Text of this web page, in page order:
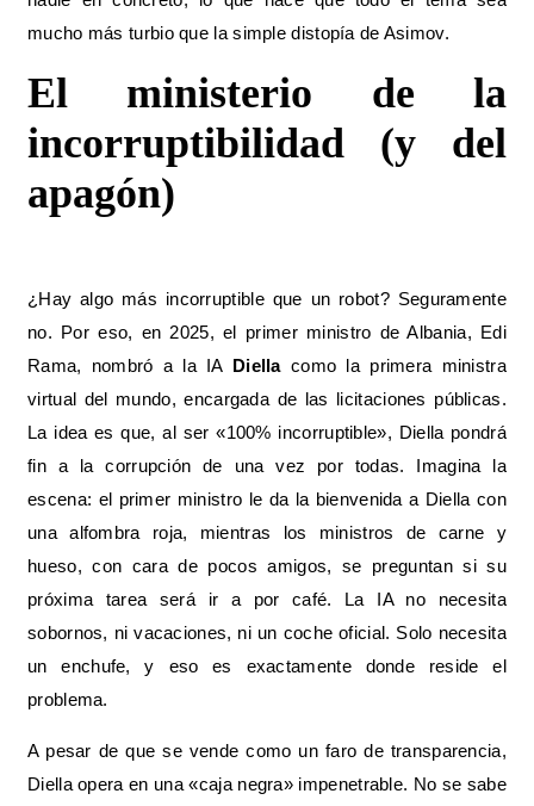
mucho más turbio que la simple distopía de Asimov.
El ministerio de la
incorruptibilidad (y del
apagón)
¿Hay algo más incorruptible que un robot? Seguramente
no. Por eso, en 2025, el primer ministro de Albania, Edi
Rama, nombró a la IA Diellacomo la primera ministra
virtual del mundo, encargada de las licitaciones públicas.
La idea es que, al ser «100% incorruptible», Diella pondrá
fin a la corrupción de una vez por todas. Imagina la
escena: el primer ministro le da la bienvenida a Diella con
una alfombra roja, mientras los ministros de carne y
hueso, con cara de pocos amigos, se preguntan si su
próxima tarea será ir a por café. La IA no necesita
sobornos, ni vacaciones, ni un coche oficial. Solo necesita
un enchufe, y eso es exactamente donde reside el
problema.
A pesar de que se vende como un faro de transparencia,
Diella opera en una «caja negra» impenetrable. No se sabe